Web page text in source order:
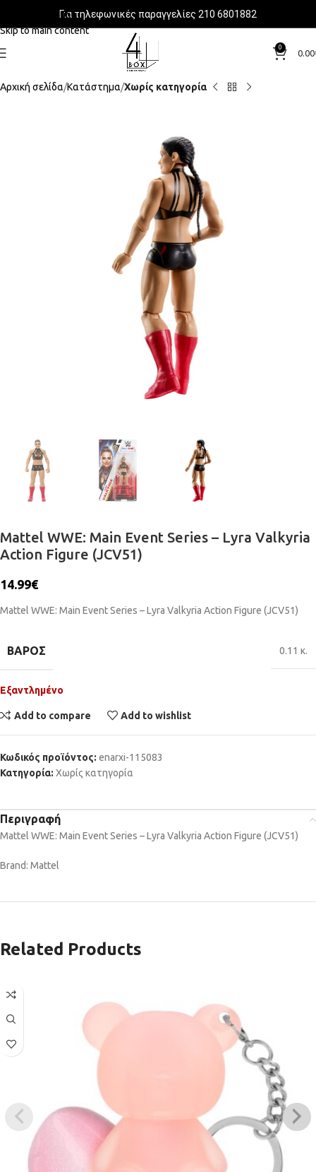
Skip to navigation
Skip to main content
Για τηλεφωνικές παραγγελίες 210 6801882
0
0.00
Αρχική σελίδα Κατάστημα Χωρίς κατηγορία
Mattel WWE: Main Event Series – Lyra Valkyria
Action Figure (JCV51)
14.99€
Mattel WWE: Main Event Series – Lyra Valkyria Action Figure (JCV51)
ΒΆΡΟΣ 0.11 κ.
Εξαντλημένο
Add to compare Add to wishlist
Κωδικός προϊόντος: enarxi-115083
Κατηγορία: Χωρίς κατηγορία
Περιγραφή
Mattel WWE: Main Event Series – Lyra Valkyria Action Figure (JCV51)
Brand: Mattel
Related Products